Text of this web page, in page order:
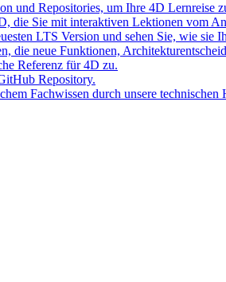
und Repositories, um Ihre 4D Lernreise
die Sie mit interaktiven Lektionen vom
LTS Version und sehen Sie, wie sie
die neue Funktionen,
Referenz für 4D zu.
Repository.
Fachwissen durch unsere technischen